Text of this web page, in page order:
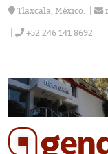
Tlaxcala, México.
+52 246 141 8692